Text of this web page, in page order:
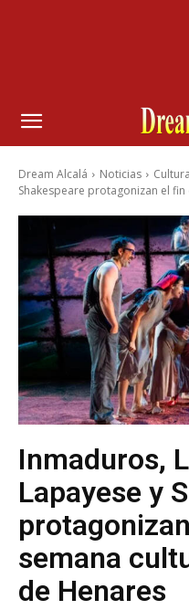
Dream Alcalá Noticias Cultura
Shakespeare protagonizan el
Inmaduros,
Lapayese y
semana
de Henares